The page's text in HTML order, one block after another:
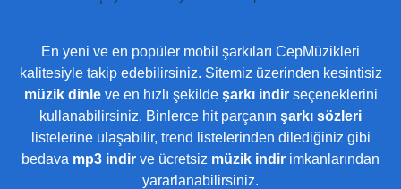
En yeni ve en popüler mobil şarkıları CepMüzikleri
kalitesiyle takip edebilirsiniz. Sitemiz üzerinden kesintisiz
müzik dinleve en hızlı şekilde şarkı indirseçeneklerini
kullanabilirsiniz. Binlerce hit parçanın şarkı sözleri
listelerine ulaşabilir, trend listelerinden dilediğiniz gibi
bedava mp3 indir ve ücretsiz müzik indir imkanlarından
yararlanabilirsiniz.